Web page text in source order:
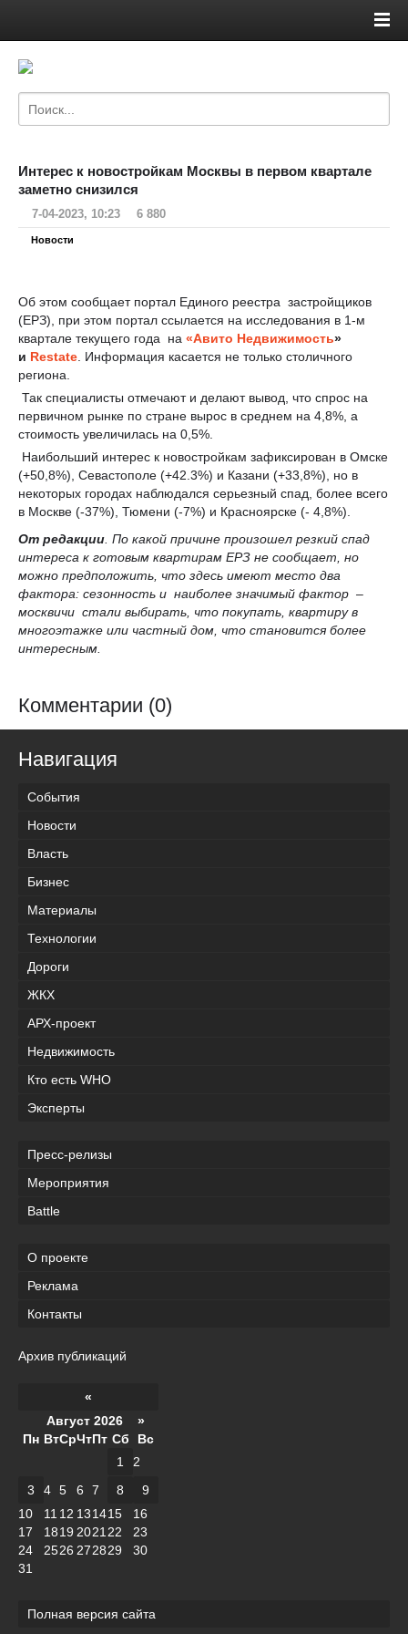
Интерес к новостройкам Москвы в первом квартале
заметно снизился
7-04-2023, 10:23 6 880
Новости
Об этом сообщает портал Единого реестра застройщиков
(ЕРЗ), при этом портал ссылается на исследования в 1-м
квартале текущего года на «Авито Недвижимость»
и Restate . Информация касается не только столичного
региона.
Так специалисты отмечают и делают вывод, что спрос на
первичном рынке по стране вырос в среднем на 4,8%, а
стоимость увеличилась на 0,5%.
Наибольший интерес к новостройкам зафиксирован в Омске
(+50,8%), Севастополе (+42.3%) и Казани (+33,8%), но в
некоторых городах наблюдался серьезный спад, более всего
в Москве (-37%), Тюмени (-7%) и Красноярске (- 4,8%).
От редакции . По какой причине произошел резкий спад
интереса к готовым квартирам ЕРЗ не сообщает, но
можно предположить, что здесь имеют место два
фактора: сезонность и наиболее значимый фактор –
москвичи стали выбирать, что покупать, квартиру в
многоэтажке или частный дом, что становится более
интересным.
Комментарии (0)
Навигация
События
Новости
Власть
Бизнес
Материалы
Технологии
Дороги
ЖКХ
АРХ-проект
Недвижимость
Кто есть WHO
Эксперты
Пресс-релизы
Мероприятия
Battle
О проекте
Реклама
Контакты
Архив публикаций
«
Август 2026 »
Пн ВтСрЧтПт Сб
Вс
1
2
3
4 5 6 7 8
9
10
11 12 131415
16
17
1819 2021 22
23
24
2526 272829
30
31
Полная версия сайта